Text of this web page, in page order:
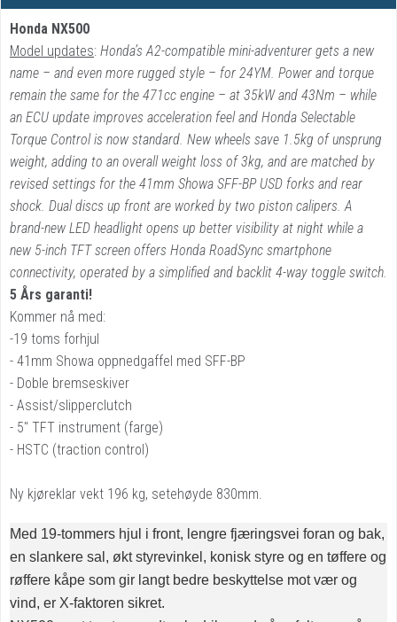
Honda NX500
Model updates: Honda’sA2-compatible mini-adventurer gets a new
name – and even more rugged style – for 24YM. Power and torque
remain the same for the 471cc engine – at 35kW and 43Nm – while
an ECU update improves acceleration feel and Honda Selectable
Torque Control is now standard. New wheels save 1.5kg of unsprung
weight, adding to an overall weight loss of 3kg, and are matched by
revised settings for the 41mm Showa SFF-BP USD forks and rear
shock. Dual discs up front are worked by two piston calipers.A
brand-new LED headlight opens up better visibility at night while a
new 5-inch TFT screen offers Honda RoadSync smartphone
connectivity, operated by a simplified and backlit 4-way toggle switch.
5 Års garanti!
Kommer nå med:
-19 toms forhjul
- 41mm Showa oppnedgaffel med SFF-BP
- Doble bremseskiver
- Assist/slipperclutch
- 5" TFT instrument (farge)
- HSTC (traction control)
Ny kjøreklar vekt 196 kg, setehøyde 830mm.
Med 19-tommers hjul i front, lengre fjæringsvei foran og bak,
en slankere sal, økt styrevinkel, konisk styre og en tøffere og
røffere kåpe som gir langt bedre beskyttelse mot vær og
vind, er X-faktoren sikret.